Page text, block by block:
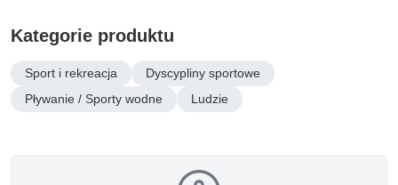
Kategorie produktu
Sport i rekreacja
Dyscypliny sportowe
Pływanie / Sporty wodne
Ludzie